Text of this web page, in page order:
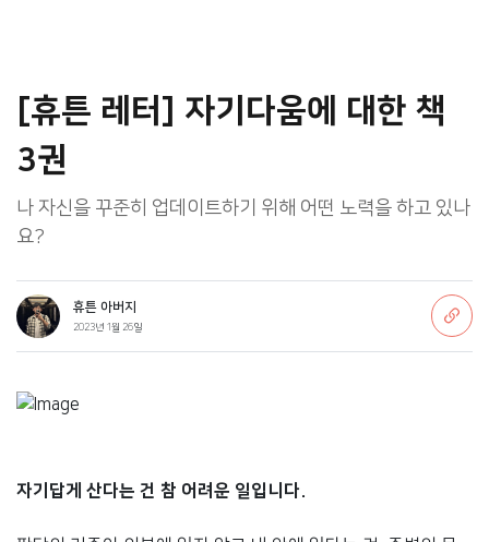
[휴튼 레터] 자기다움에 대한 책
3권
나 자신을 꾸준히 업데이트하기 위해 어떤 노력을 하고 있나
요?
휴튼 아버지
2023년 1월 26일
자기답게 산다는 건 참 어려운 일입니다.